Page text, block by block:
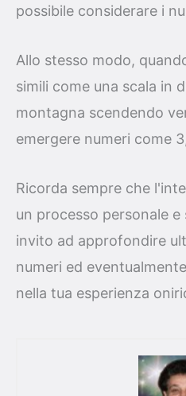
possibile considerare i
Allo stesso modo,
simili come una scala in
montagna scendendo
emergere numeri come
Ricorda sempre che
un processo personale
invito ad approfondire
numeri ed
nella tua esperienza